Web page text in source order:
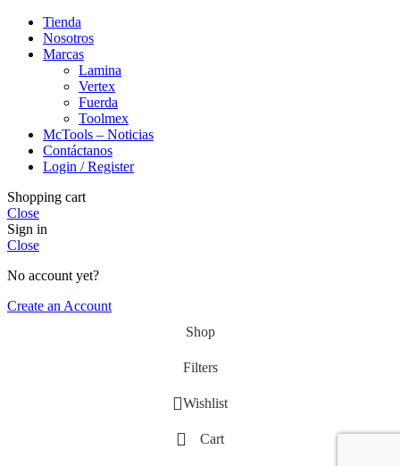
Tienda
Nosotros
Marcas
Lamina
Vertex
Fuerda
Toolmex
McTools – Noticias
Contáctanos
Login / Register
Shopping cart
Close
Sign in
Close
No account yet?
Create an Account
Shop
Filters
Wishlist
Cart